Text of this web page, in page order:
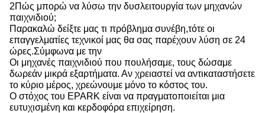
2Πώς μπορώ να λύσω την δυσλειτουργία των μηχανών
παιχνιδιού;
Παρακαλώ δείξτε μας τι πρόβλημα συνέβη,τότε οι
επαγγελματίες τεχνικοί μας θα σας παρέχουν λύση σε 24
ώρες.Σύμφωνα με την
Οι μηχανές παιχνιδιού που πουλήσαμε, τους δώσαμε
δωρεάν μικρά εξαρτήματα. Αν χρειαστεί να αντικαταστήσετε
το κύριο μέρος, χρεώνουμε μόνο το κόστος του.
Ο στόχος του EPARK είναι να πραγματοποιείται μια
ευτυχισμένη και κερδοφόρα επιχείρηση.